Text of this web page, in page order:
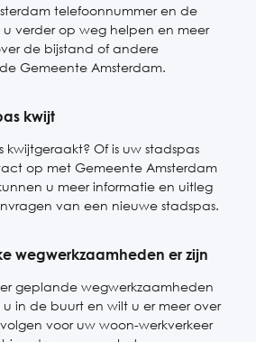
telefoonnummer en de
u verder op weg helpen en meer
de bijstand of andere
Gemeente Amsterdam.
kwijt
kwijtgeraakt? Of is uw stadspas
op met Gemeente Amsterdam
u meer informatie en uitleg
van een nieuwe stadspas.
wegwerkzaamheden er zijn
geplande wegwerkzaamheden
in de buurt en wilt u er meer over
voor uw woon-werkverkeer